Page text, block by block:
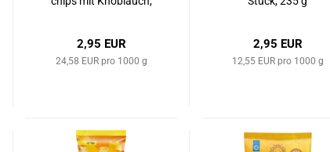
2,95 EUR
24,58 EUR pro 1000 g
2,95 EUR
12,55 EUR pro 1000 g